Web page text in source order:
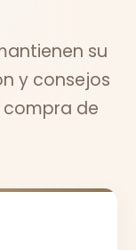
su
y consejos
de